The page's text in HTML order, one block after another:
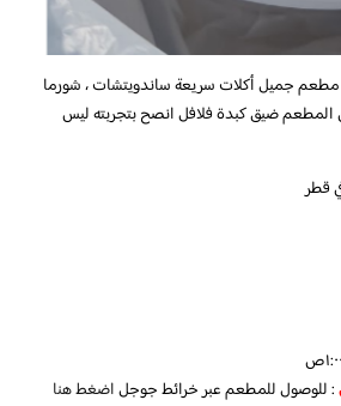
جميل أكلات سريعة ساندويتشات ، شورما
المطعم ضيق كبدة فلافل انصح بتجربته ليس
قطر
: للوصول للمطعم عبر خرائط جوجلاضغط هنا